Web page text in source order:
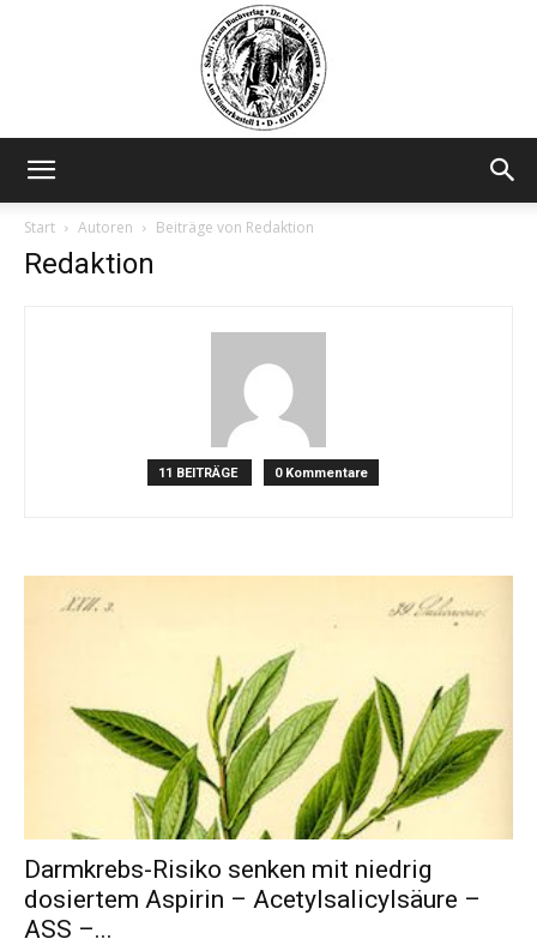
Start
Autoren Beiträge von Redaktion
Redaktion
11 BEITRÄGE 0 Kommentare
Darmkrebs-Risiko senken mit niedrig
dosiertem Aspirin – Acetylsalicylsäure –
ASS –...